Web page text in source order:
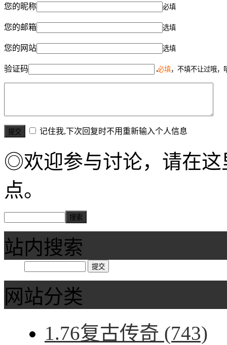
您的昵称 必填
您的邮箱 选填
您的网站 选填
验证码 必填，不填不让过哦，
记住我,下次回复时不用重新输入个人信息
◎欢迎参与讨论，请在这
点。
站内搜索
网站分类
1.76复古传奇 (743)